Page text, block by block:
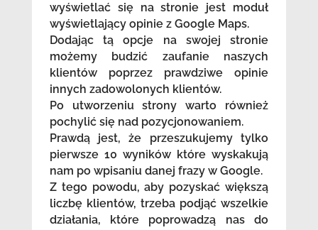
wyświetlać się na stronie jest moduł
wyświetlający opinie z Google Maps.
Dodając tą opcje na swojej stronie
możemy budzić zaufanie naszych
klientów poprzez prawdziwe opinie
innych zadowolonych klientów.
Po utworzeniu strony warto również
pochylić się nad pozycjonowaniem.
Prawdą jest, że przeszukujemy tylko
pierwsze 10 wyników które wyskakują
nam po wpisaniu danej frazy w Google.
Z tego powodu, aby pozyskać większą
liczbę klientów, trzeba podjąć wszelkie
działania, które poprowadzą nas do